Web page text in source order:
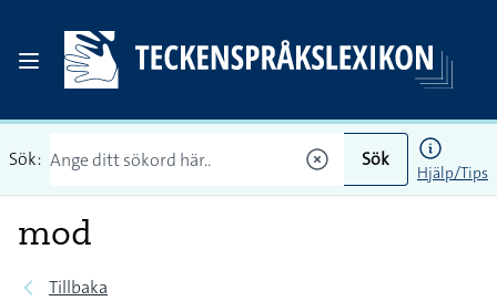
Sök: Sök
Hjälp/Tips
mod
Tillbaka